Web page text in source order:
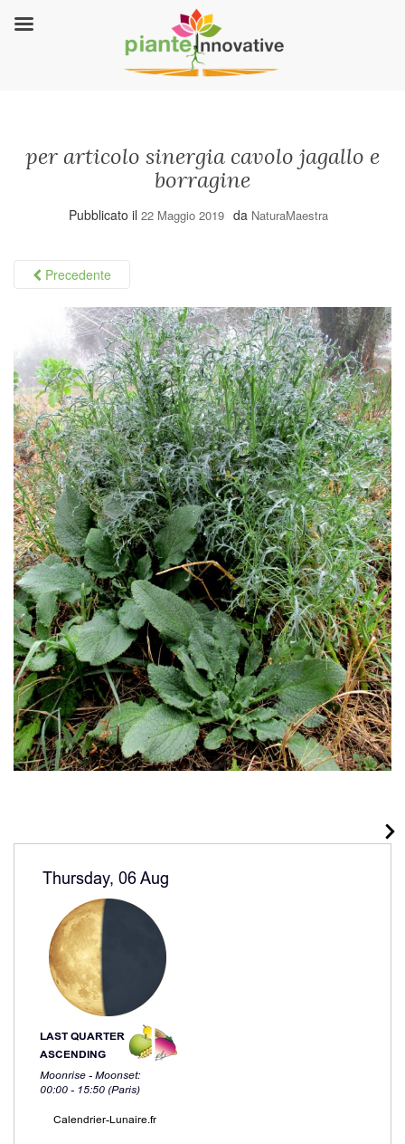
per articolo sinergia cavolo jagallo e
borragine
Pubblicato il 22 Maggio 2019 da NaturaMaestra
Precedente